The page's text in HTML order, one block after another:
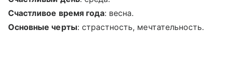
Счастливое время года: весна.
Основные черты: страстность, мечтательность.